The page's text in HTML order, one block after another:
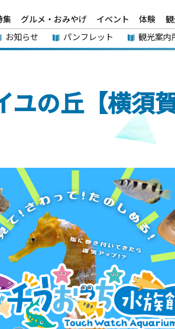
集 グルメ・おみやげ イベント 体験
お知らせ
パンフレット 観光案内
の丘【横須賀